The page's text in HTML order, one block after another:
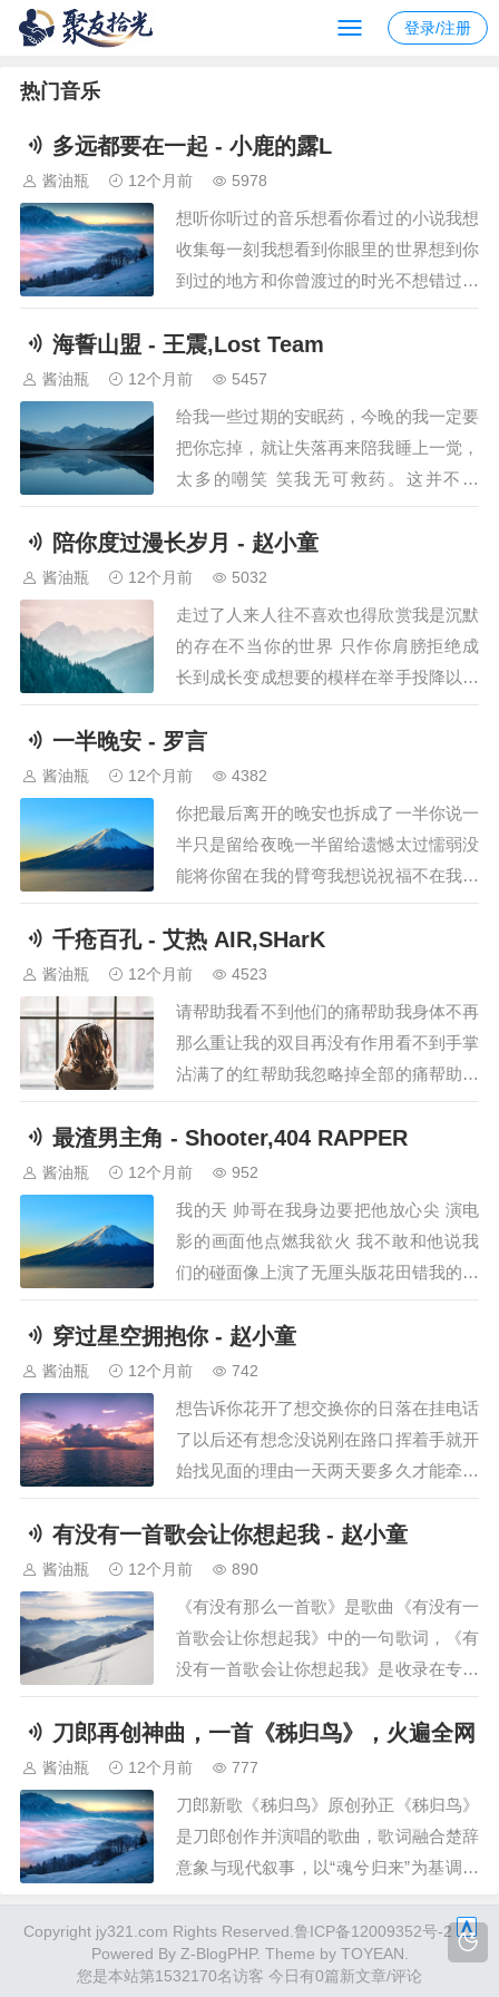
登录/注册
热门音乐
多远都要在一起 - 小鹿的露L
酱油瓶 12个月前 5978
想听你听过的音乐想看你看过的小说我想
收集每一刻我想看到你眼里的世界想到你
到过的地方和你曾渡过的时光不想错过每
一刻多希望我一直在你身旁未来何从何去
你快乐我也就没关系对你我最熟悉你爱自
由我却更爱你我能习惯远距离爱总是身不
由己宁愿换个方式至少还能遥远爱着你爱
能克服远距离多远都要在一起你已经不再
存在我世界里…
海誓山盟 - 王震,Lost Team
酱油瓶 12个月前 5457
给我一些过期的安眠药，今晚的我一定要
把你忘掉，就让失落再来陪我睡上一觉，
太多的嘲笑 笑我无可救药。这并不好
笑，思念也是一种预兆，我把你放在心
上，你却给我一刀，你的微笑，这其实并
不重要，这其实并不重要，我 年少你飘
渺，我们在爱的世界里面环绕，看不到，
我才能依靠，你说你一直会陪着我到老，
Ｗｈａｔ＇ｓ ａ…
陪你度过漫长岁月 - 赵小童
酱油瓶 12个月前 5032
走过了人来人往不喜欢也得欣赏我是沉默
的存在不当你的世界 只作你肩膀拒绝成
长到成长变成想要的模样在举手投降以前
让我再陪你一段陪你把沿路感想活出了答
案陪你把独自孤单变成了勇敢一次次失去
又重来 我没离开陪伴是 最长情的告白陪
你把想念的酸 拥抱成温暖陪你把彷徨 写
出情节来未来多漫长 再漫长 还有期待陪
伴你…
一半晚安 - 罗言
酱油瓶 12个月前 4382
你把最后离开的晚安也拆成了一半你说一
半只是留给夜晚一半留给遗憾太过懦弱没
能将你留在我的臂弯我想说祝福不在我身
边的你岁岁都平安是我想太简单疼痛感来
的太缓慢这眼泪太突然就顺着脸颊往我心
里面钻我懂 你留给我的伤口不是我停下
的理由我才懂 没什么是永久一直到生命
的 尽头你把最后离开的晚安也拆成了一
半你说一半只…
千疮百孔 - 艾热 AIR,SHarK
酱油瓶 12个月前 4523
请帮助我看不到他们的痛帮助我身体不再
那么重让我的双目再没有作用看不到手掌
沾满了的红帮助我忽略掉全部的痛帮助我
麻木让心变得空让我的良知再没有作用请
让这一切都变成个梦梦里的花儿盛开着我
再也不用等花落梦醒了才发现包围住我的
是无尽的沙漠残阳指引着我的麦克是在捕
猎还是被抓获这个头铁的家伙怎么还拖拽
着断掉的枷锁…
最渣男主角 - Shooter,404 RAPPER
酱油瓶 12个月前 952
我的天 帅哥在我身边要把他放心尖 演电
影的画面他点燃我欲火 我不敢和他说我
们的碰面像上演了无厘头版花田错我的天
帅哥在我身边要把他放心尖 演电影的画
面他点燃我欲火 我不敢和他说他是我生
活电影院里的最佳男主角４０４ ＲＡＰ
ＰＥＲ：一晚上不回家 不写歌不接电话
不知道我在想什么夜总会喝大酒和我的兄
弟们离…
穿过星空拥抱你 - 赵小童
酱油瓶 12个月前 742
想告诉你花开了想交换你的日落在挂电话
了以后还有想念没说刚在路口挥着手就开
始找见面的理由一天两天要多久才能牵你
的手想见你的时候我就抬起头看夜空星星
在闪烁连成的轮廓正是你的笑容见到你的
时候分别的苦痛都化为相拥的手哪怕沿途
错过我一定会在终点等候想告诉你起风了
想交换你的问候在电话接通以后攒的日常
没说当你在左…
有没有一首歌会让你想起我 - 赵小童
酱油瓶 12个月前 890
《有没有那么一首歌》是歌曲《有没有一
首歌会让你想起我》中的一句歌词，《有
没有一首歌会让你想起我》是收录在专辑
《忘忧草》中的一首国语歌曲，由周传雄
作曲，李宗盛、李焯雄填词，周华健演
唱。歌词：灯熄灭了，月亮是寂寞的眼。
静静看着，谁孤枕难眠。远处传来那首熟
悉的歌，那些心声为何那样微弱。很久不
见，你现在都还…
刀郎再创神曲，一首《秭归鸟》，火遍全网
酱油瓶 12个月前 777
刀郎新歌《秭归鸟》原创孙正《秭归鸟》
是刀郎创作并演唱的歌曲，歌词融合楚辞
意象与现代叙事，以“魂兮归来”为基调，
主歌部分‌魂兮归来，魂兮归来！弭棹西陵
沚，沉歌酹楚魂；暮雨来千载，离骚彻夜
Copyright jy321.com Rights Reserved.鲁ICP备12009352号-2
Powered By Z-BlogPHP. Theme by TOYEAN
您是本站第1532170名访客 今日有0篇新文章/评论